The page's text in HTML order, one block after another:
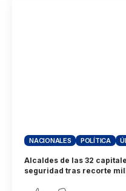
NACIONALES POLÍTICA
Alcaldes de las 32
seguridad tras recorte